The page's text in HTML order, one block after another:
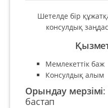
Шетелде бір
консулдық
Мемлекеттік баж
Консулдық алым
Орындау мерзімі:
бастап